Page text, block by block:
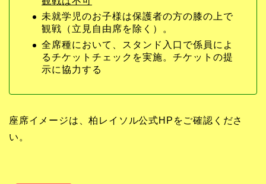
未就学児のお子様は保護者の方の膝の上で
観戦（立見自由席を除く）。
全席種において、スタンド入口で係員によ
るチケットチェックを実施。チケットの提
示に協力する
座席イメージは、柏レイソル公式HPをご確認くださ
い。